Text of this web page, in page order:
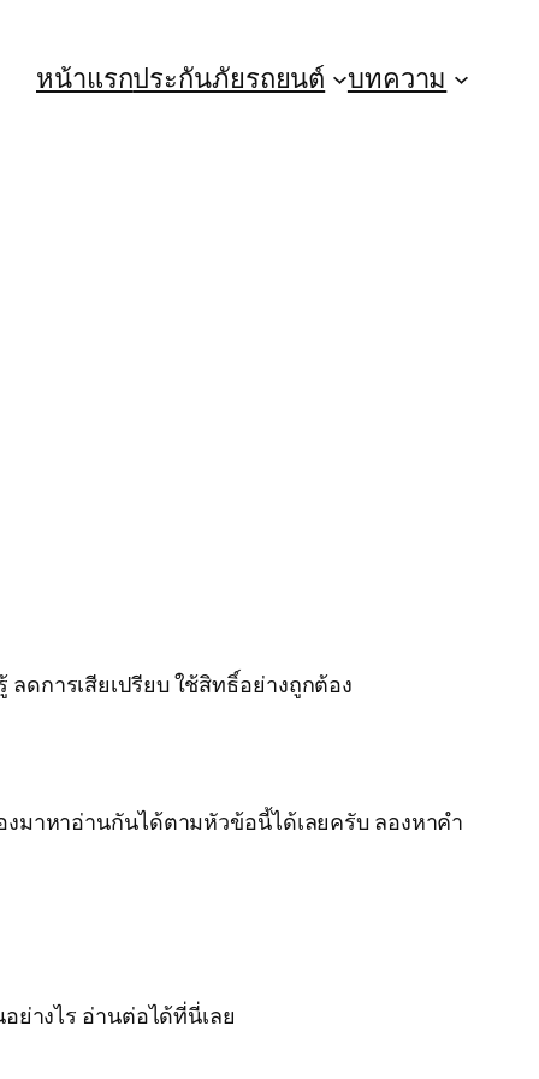
หน้าแรกประกันภัยรถยนต์ บทความ
ดการเสียเปรียบ ใช้สิทธิ์อย่างถูกต้อง
มาหาอ่านกันได้ตามหัวข้อนี้ได้เลยครับ ลองหาคำ
ย่างไร อ่านต่อได้ที่นี่เลย